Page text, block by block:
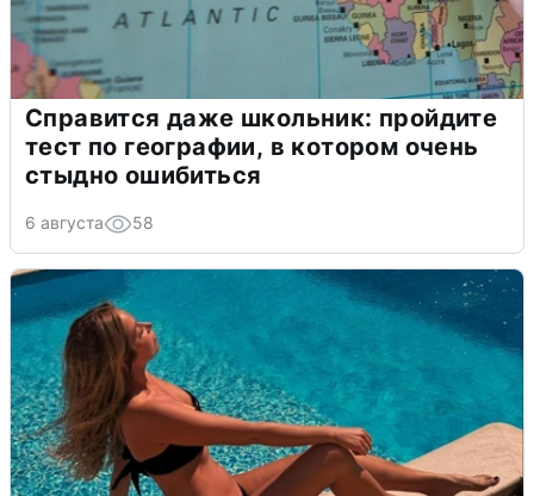
Справится даже школьник: пройдите
тест по географии, в котором очень
стыдно ошибиться
6 августа 58